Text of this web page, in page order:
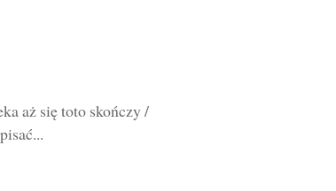
aż się toto skończy /